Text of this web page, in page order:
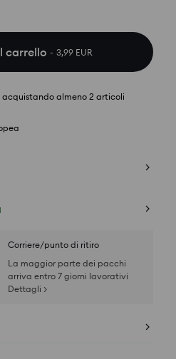
carrello 3,99 EUR
acquistando almeno 2 articoli
Corriere/punto di ritiro
La maggior parte dei pacchi
arriva entro 7 giorni lavorativi
Dettagli >